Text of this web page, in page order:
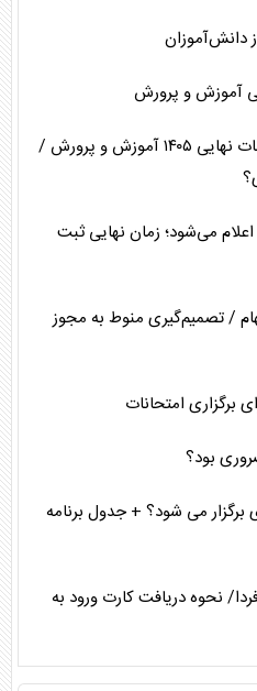
دانش‌آموزان
آموزش و پرورش
جدیدترین وضعیت زمان امتحانات نهایی ۱۴۰۵ آموزش و پرورش /
اعلام می‌شود؛ زمان نهایی ثبت
/ تصمیم‌گیری منوط به مجوز
برگزاری امتحانات
بود؟
می شود؟ + جدول برنامه
نحوه دریافت کارت ورود به